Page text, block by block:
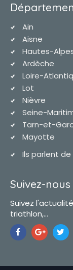
Ain
Aisne
Hautes-
Ardèche
Loire-
Lot
Nièvre
Seine-
Tarn-et-
Mayotte
Ils parlent de
Suivez-
Suivez
triathlon,...